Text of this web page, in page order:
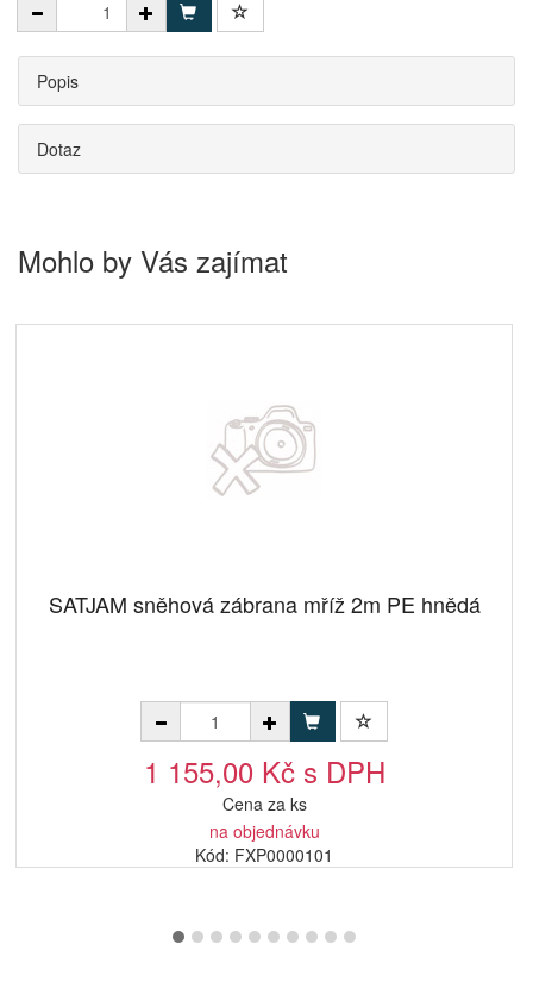
Popis
Dotaz
Mohlo by Vás zajímat
SATJAM sněhová zábrana mříž 2m PE hnědá
1 155,00 Kč s DPH
Cena za ks
na objednávku
Kód: FXP0000101